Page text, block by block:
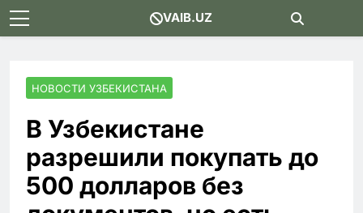
Skip
to
VAIB.UZ
НОВОСТИ УЗБЕКИСТАНА
В Узбекистане
разрешили покупать до
500 долларов без